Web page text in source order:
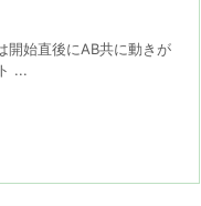
始直後にAB共に動きが
...